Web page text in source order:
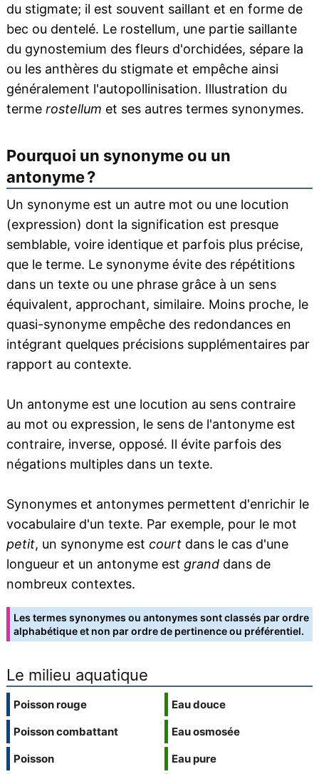
du stigmate; il est souvent saillant et en forme de
bec ou dentelé. Le rostellum, une partie saillante
du gynostemium des fleurs d'orchidées, sépare la
ou les anthères du stigmate et empêche ainsi
généralement l'autopollinisation. Illustration du
terme rostellum et ses autres termes synonymes.
Pourquoi un synonyme ou un
antonyme ?
Un synonyme est un autre mot ou une locution
(expression) dont la signification est presque
semblable, voire identique et parfois plus précise,
que le terme. Le synonyme évite des répétitions
dans un texte ou une phrase grâce à un sens
équivalent, approchant, similaire. Moins proche, le
quasi-synonyme empêche des redondances en
intégrant quelques précisions supplémentaires par
rapport au contexte.
Un antonyme est une locution au sens contraire
au mot ou expression, le sens de l'antonyme est
contraire, inverse, opposé. Il évite parfois des
négations multiples dans un texte.
Synonymes et antonymes permettent d'enrichir le
vocabulaire d'un texte. Par exemple, pour le mot
petit, un synonyme est courtdans le cas d'une
longueur et un antonyme est granddans de
nombreux contextes.
Les termes synonymes ou antonymes sont classés par ordre
alphabétique et non par ordre de pertinence ou préférentiel.
Le milieu aquatique
Poisson rouge
Poisson combattant
Poisson
Eau douce
Eau osmosée
Eau pure